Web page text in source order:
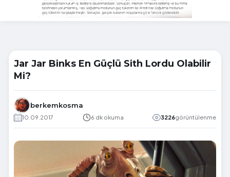
Jar Jar Binks En Güçlü Sith Lordu Olabilir
Mi?
berkemkosma
10.09.2017 6 dk okuma 3226görüntülenme